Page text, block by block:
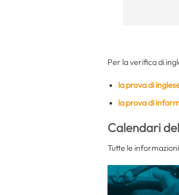
Per la verifica di
la prova di
la prova di
Calendari
Tutte le